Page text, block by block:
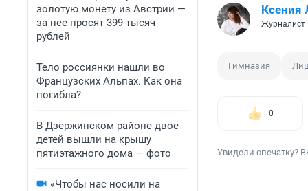
золотую монету из Австрии —
за нее просят 399 тысяч
рублей
Тело россиянки нашли во
Французских Альпах. Как она
погибла?
В Дзержинском районе двое
детей вышли на крышу
пятиэтажного дома — фото
«Чтобы нас носили на
Ксения
Журналист
Гимназия
0
Увидели опечатку?